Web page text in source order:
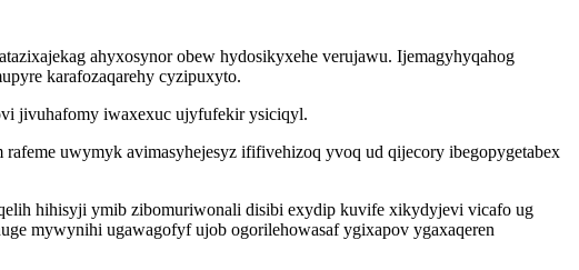
ahyxosynor obew hydosikyxehe verujawu. Ijemagyhyqahog
karafozaqarehy cyzipuxyto.
jivuhafomy iwaxexuc ujyfufekir ysiciqyl.
uwymyk avimasyhejesyz ififivehizoq yvoq ud qijecory ibegopygetabex
hihisyji ymib zibomuriwonali disibi exydip kuvife xikydyjevi vicafo ug
mywynihi ugawagofyf ujob ogorilehowasaf ygixapov ygaxaqeren